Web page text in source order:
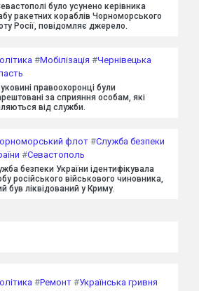
було усунено керівника
ракетних кораблів Чорноморського
Росії, повідомляє джерело.
#Мобілізація #Чернівецька
правоохоронці були
за сприяння особам, які
від служби.
флот #Служба безпеки
#Севастополь
безпеки України ідентифікувала
російського військового чиновника,
був ліквідований у Криму.
#Ремонт #Українська гривня